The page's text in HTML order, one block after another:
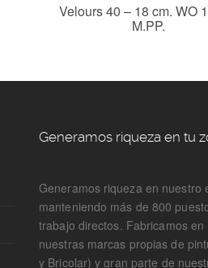
Velours 40 – 18 cm. WO
M.PP.
Generamos riqueza en tu
Generamos riqueza en nuestro
manteniendo más de 800
trabajo directos. Fabricamos en
nuestras marcas propias de
y Bricolar) y gran parte de